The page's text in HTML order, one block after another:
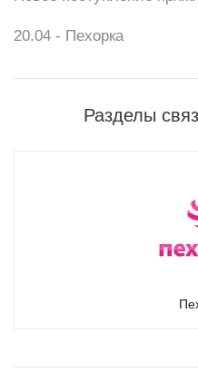
20.04 - Пехорка
Разделы